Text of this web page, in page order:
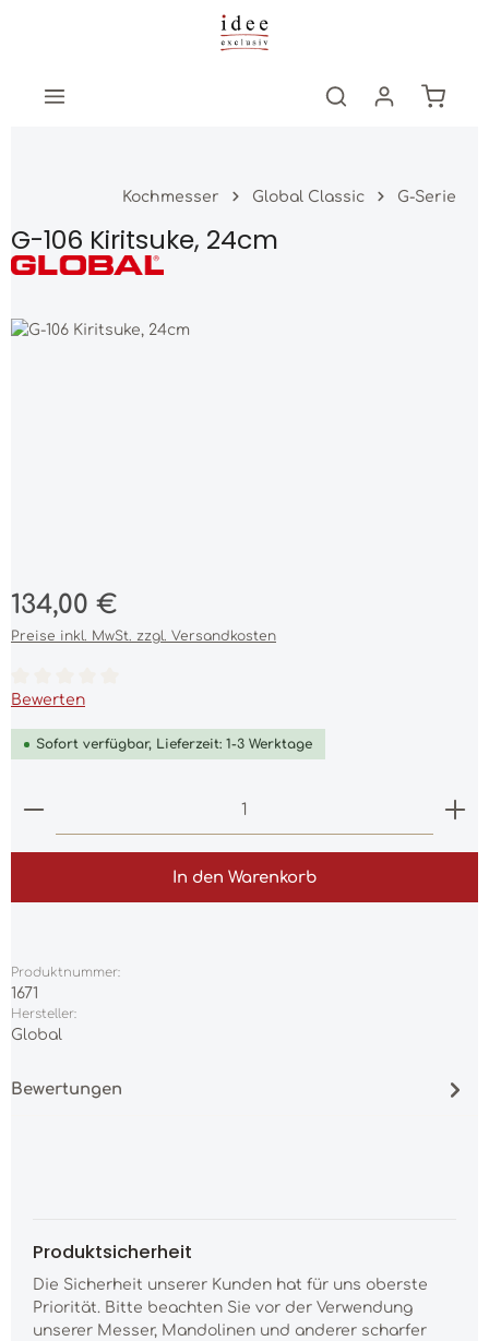
Zum Hauptinhalt springen
Kochmesser Global Classic G-Serie
G-106 Kiritsuke, 24cm
Bildergalerie überspringen
Regulärer Preis:
134,00 €
Preise inkl. MwSt. zzgl. Versandkosten
Durchschnittliche Bewertung von 0 von 5 Sternen
Bewerten
Sofort verfügbar, Lieferzeit: 1-3 Werktage
Produkt Anzahl: Gib den gewünschten Wert
In den Warenkorb
Produktnummer:
1671
Hersteller:
Global
Bewertungen
Produktsicherheit
Die Sicherheit unserer Kunden hat für uns oberste
Priorität. Bitte beachten Sie vor der Verwendung
unserer Messer, Mandolinen und anderer scharfer